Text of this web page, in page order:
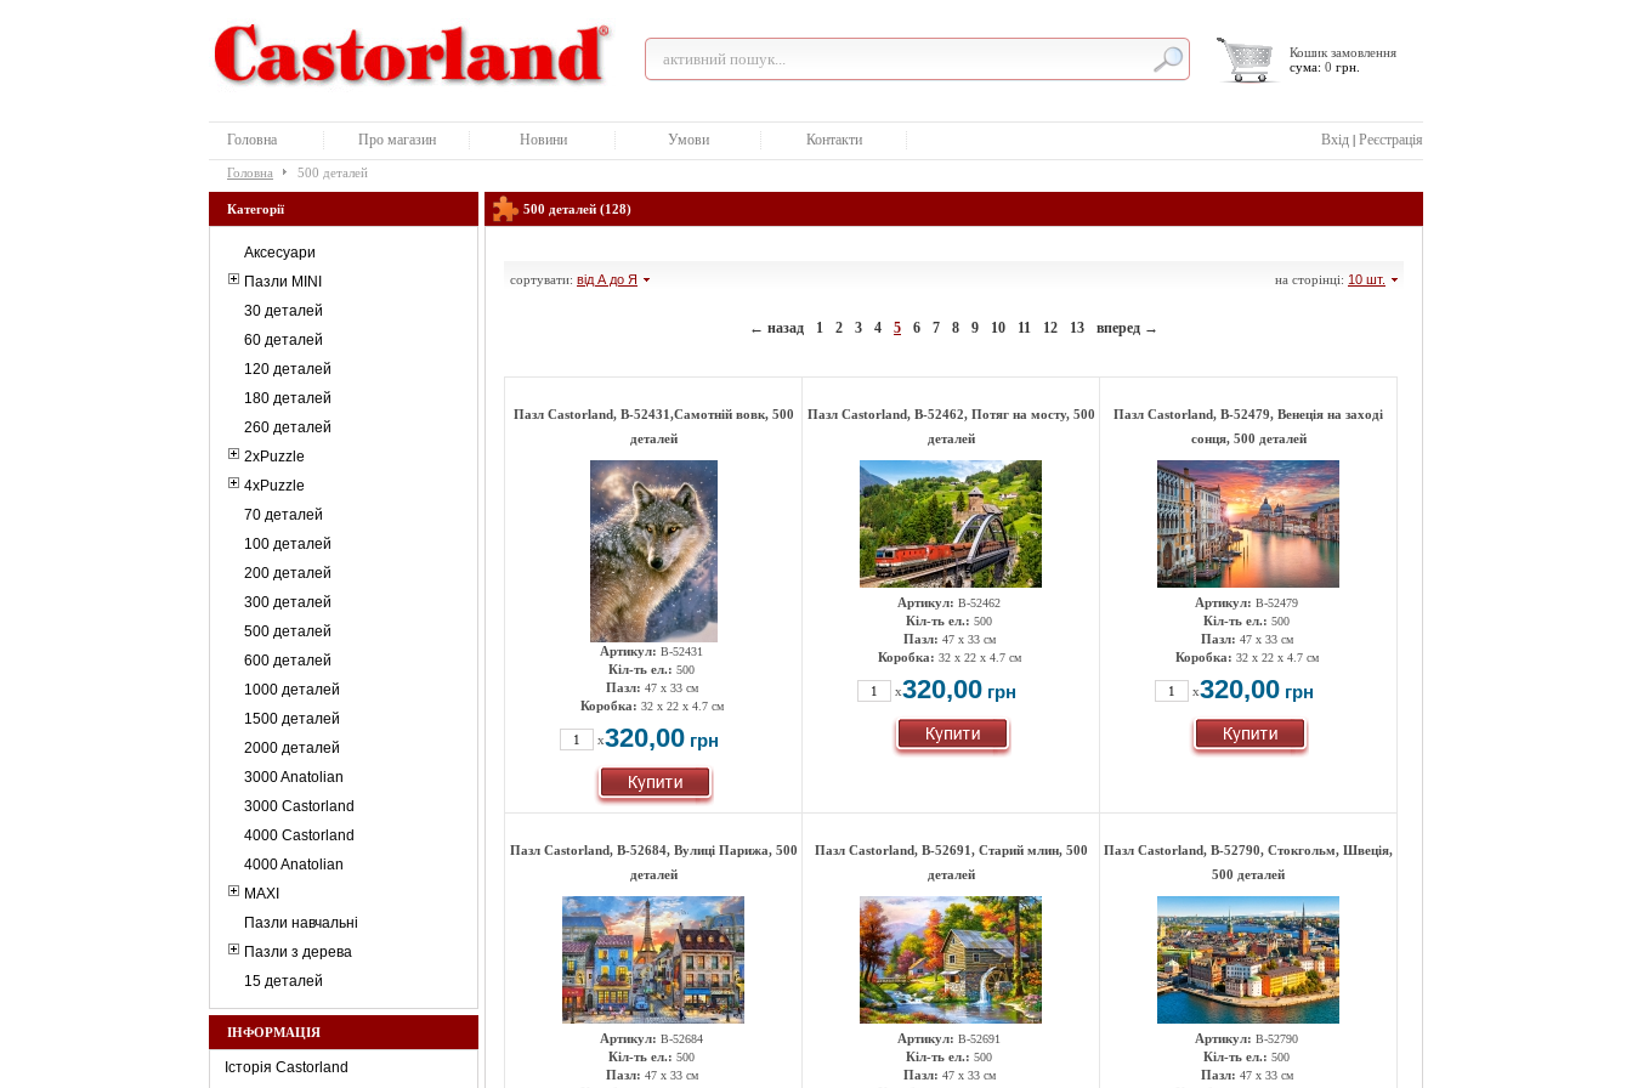
Кошик замовлення
сума: 0 грн.
Головна Про магазин Новини Умови Контакти Вхід | Реєстрація
Головна 500 деталей
Категорії
Аксесуари
Пазли MINI
30 деталей
60 деталей
120 деталей
180 деталей
260 деталей
2xPuzzle
4xPuzzle
70 деталей
100 деталей
200 деталей
300 деталей
500 деталей
600 деталей
1000 деталей
1500 деталей
2000 деталей
3000 Anatolian
3000 Castorland
4000 Castorland
4000 Anatolian
MAXI
Пазли навчальні
Пазли з дерева
15 деталей
ІНФОРМАЦІЯ
Історія Castorland
500 деталей (128)
сортувати: від А до Я на сторінці: 10 шт.
← назад 1 2 3 4 5 6 7 8 9 10 11 12 13 вперед →
Пазл Castorland, B-52431,Самотній вовк, 500
деталей
Артикул: B-52431
Кіл-ть ел.: 500
Пазл: 47 х 33 см
Коробка: 32 x 22 x 4.7 см
x320,00 грн
Пазл Castorland, B-52462, Потяг на мосту, 500
деталей
Артикул: B-52462
Кіл-ть ел.: 500
Пазл: 47 х 33 см
Коробка: 32 x 22 x 4.7 см
x320,00 грн
Пазл Castorland, B-52479, Венеція на заході
сонця, 500 деталей
Артикул: B-52479
Кіл-ть ел.: 500
Пазл: 47 х 33 см
Коробка: 32 x 22 x 4.7 см
x320,00 грн
Пазл Castorland, B-52684, Вулиці Парижа, 500
деталей
Артикул: B-52684
Кіл-ть ел.: 500
Пазл: 47 х 33 см
Пазл Castorland, B-52691, Старий млин, 500
деталей
Артикул: B-52691
Кіл-ть ел.: 500
Пазл: 47 х 33 см
Пазл Castorland, B-52790, Стокгольм, Швеція,
500 деталей
Артикул: B-52790
Кіл-ть ел.: 500
Пазл: 47 х 33 см